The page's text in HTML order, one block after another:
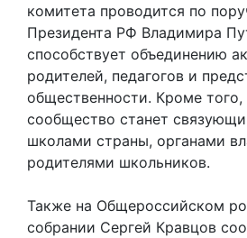
комитета проводится по
Президента РФ Владимира
способствует объединению
родителей, педагогов и
общественности. Кроме того,
сообщество станет
школами страны, органами
родителями школьников.
Также на Общероссийском
собрании Сергей Кравцов